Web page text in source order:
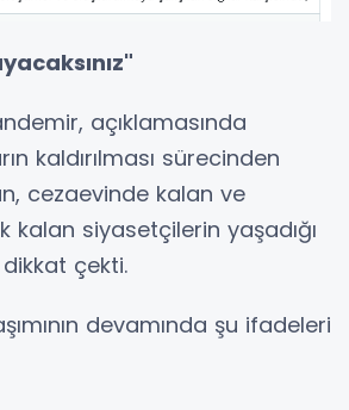
açıklamasında
kaldırılması sürecinden
cezaevinde kalan ve
kalan siyasetçilerin yaşadığı
çekti.
devamında şu ifadeleri